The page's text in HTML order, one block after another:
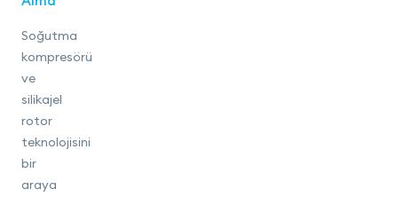
Soğutma
kompresörü
ve
silikajel
rotor
teknolojisini
bir
araya